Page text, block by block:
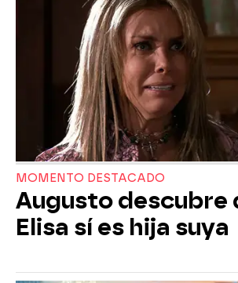
MOMENTO DESTACADO
Augusto descubre
Elisa sí es hija suya